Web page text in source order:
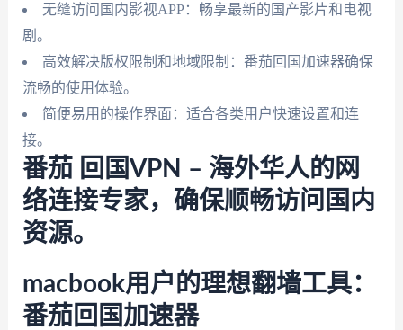
无缝访问国内影视APP：畅享最新的国产影片和电视
剧。
高效解决版权限制和地域限制：番茄回国加速器确保
流畅的使用体验。
简便易用的操作界面：适合各类用户快速设置和连
接。
番茄 回国VPN – 海外华人的网
络连接专家，确保顺畅访问国内
资源。
macbook用户的理想翻墙工具：
番茄回国加速器